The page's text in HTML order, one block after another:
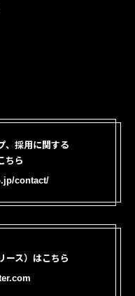
、採用に関する
ちら
contact/
ース）はこちら